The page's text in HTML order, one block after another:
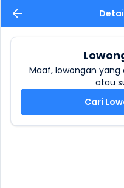
Maaf, lowongan
atau
Cari